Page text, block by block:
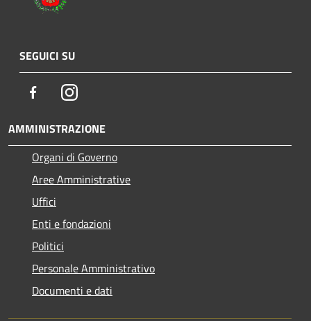
SEGUICI SU
FacebookInstagram
AMMINISTRAZIONE
Organi di Governo
Aree Amministrative
Uffici
Enti e fondazioni
Politici
Personale Amministrativo
Documenti e dati